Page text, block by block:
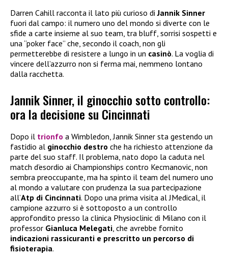
Darren Cahill racconta il lato più curioso diJannik Sinner
fuori dal campo: il numero uno del mondo si diverte con le
sfide a carte insieme al suo team, tra bluff, sorrisi sospetti e
una “poker face” che, secondo il coach, non gli
permetterebbe di resistere a lungo in un casinò. La voglia di
vincere dell’azzurro non si ferma mai, nemmeno lontano
dalla racchetta.
Jannik Sinner, il ginocchio sotto controllo:
ora la decisione su Cincinnati
Dopo il trionfo a Wimbledon, Jannik Sinner sta gestendo un
fastidio al ginocchio destro che ha richiesto attenzione da
parte del suo staff. Il problema, nato dopo la caduta nel
match d’esordio ai Championships contro Kecmanovic, non
sembra preoccupante, ma ha spinto il team del numero uno
al mondo a valutare con prudenza la sua partecipazione
all’Atp di Cincinnati. Dopo una prima visita al JMedical, il
campione azzurro si è sottoposto a un controllo
approfondito presso la clinica Physioclinic di Milano con il
professor Gianluca Melegati , che avrebbe fornito
indicazioni rassicuranti e prescritto un percorso di
fisioterapia.